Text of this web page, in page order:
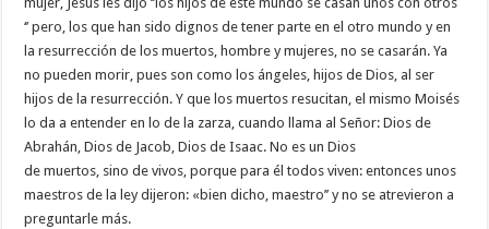
‘’ pero, los que han sido dignos de tener parte en el otro mundo y en
la resurrección de los muertos, hombre y mujeres, no se casarán. Ya
no pueden morir, pues son como los ángeles, hijos de Dios, al ser
hijos de la resurrección. Y que los muertos resucitan, el mismo Moisés
lo da a entender en lo de la zarza, cuando llama al Señor: Dios de
Abrahán, Dios de Jacob, Dios de Isaac. No es un Dios
de muertos, sino de vivos, porque para él todos viven: entonces unos
maestros de la ley dijeron: «bien dicho, maestro’’ y no se atrevieron a
preguntarle más.